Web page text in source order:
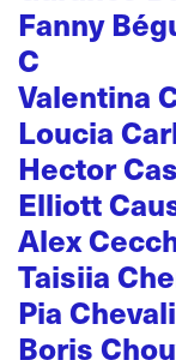
Fanny
C
Valentina
Loucia
Hector
Elliott
Alex
Taisiia
Pia
Boris